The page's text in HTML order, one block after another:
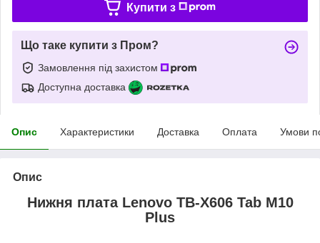
Купити з
Що таке купити з Пром?
Замовлення під захистом
Доступна доставка
Опис Характеристики Доставка Оплата Умови
Опис
Нижня плата Lenovo TB-X606 Tab M10
Plus